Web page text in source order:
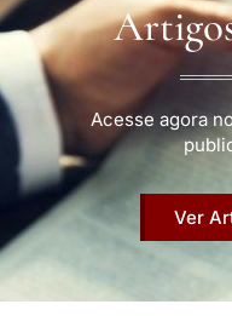
Acesse agora
Ver